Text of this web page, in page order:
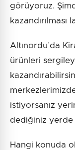
görüyoruz.
kazandırılması
Altınordu’da
ürünleri
istiyorsanız
dediğiniz yerde
Hangi konuda